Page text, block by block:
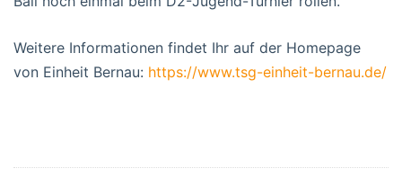
Weitere Informationen findet Ihr auf der Homepage
von Einheit Bernau: https://www.tsg-einheit-bernau.de/